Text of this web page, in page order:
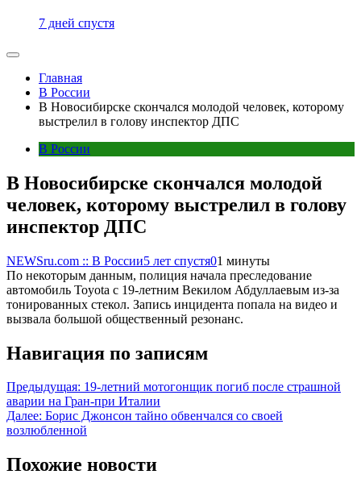
7 дней спустя
Главная
В России
В Новосибирске скончался молодой человек, которому
выстрелил в голову инспектор ДПС
В России
В Новосибирске скончался молодой
человек, которому выстрелил в голову
инспектор ДПС
NEWSru.com :: В России5 лет спустя01 минуты
По некоторым данным, полиция начала преследование
автомобиль Toyota с 19-летним Векилом Абдуллаевым из-за
тонированных стекол. Запись инцидента попала на видео и
вызвала большой общественный резонанс.
Навигация по записям
Предыдущая: 19-летний мотогонщик погиб после страшной
аварии на Гран-при Италии
Далее: Борис Джонсон тайно обвенчался со своей
возлюбленной
Похожие новости